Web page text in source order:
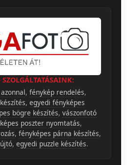
SZOLGÁLTATÁSAINK:
, fénykép rendelés,
, egyedi fényképes
bögre készítés, vászonfotó
poszter nyomtatás,
, fényképes párna készítés,
, egyedi puzzle készítés.